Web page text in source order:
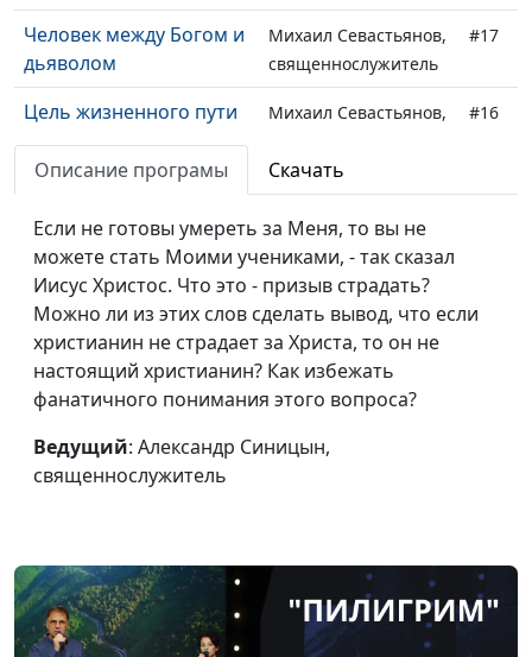
Человек между Богом и
дьяволом
Михаил Севастьянов,
священнослужитель
#17
Цель жизненного пути
христианина
Михаил Севастьянов,
#16
Не бойся и не
смущайся
Даниил Ловска,
священнослужитель
#15
Как избежать
токсичных отношений?
Виталий Киссер,
священнослужитель
Жизнь с Богом -
лучший путь
Виталий Киссер,
священнослужитель
Как получить
благословения в
семье?
священнослужитель
Какие люди попадут в
Царство Божье
Виталий Киссер,
священнослужитель
#9
Описание програмы Скачать
Если не готовы умереть за Меня, то вы не
можете стать Моими учениками, - так сказал
Иисус Христос. Что это - призыв страдать?
Можно ли из этих слов сделать вывод, что если
христианин не страдает за Христа, то он не
настоящий христианин? Как избежать
фанатичного понимания этого вопроса?
Ведущий: Александр Синицын,
священнослужитель